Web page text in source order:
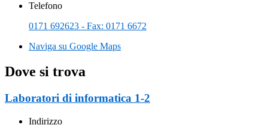
Telefono
0171 692623 - Fax: 0171 6672
Naviga su Google Maps
Dove si trova
Laboratori di informatica 1-2
Indirizzo